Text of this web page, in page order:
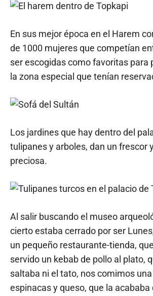
En sus mejor época en el Harem
de 1000 mujeres que competían
ser escogidas como favoritas para
la zona especial que tenían
Los jardines que hay dentro del
tulipanes y arboles, dan un frescor
preciosa.
Al salir buscando el museo
cierto estaba cerrado por ser
un pequeño restaurante-tienda,
servido un kebab de pollo al plato,
saltaba ni el tato, nos comimos
espinacas y queso, que la acababa